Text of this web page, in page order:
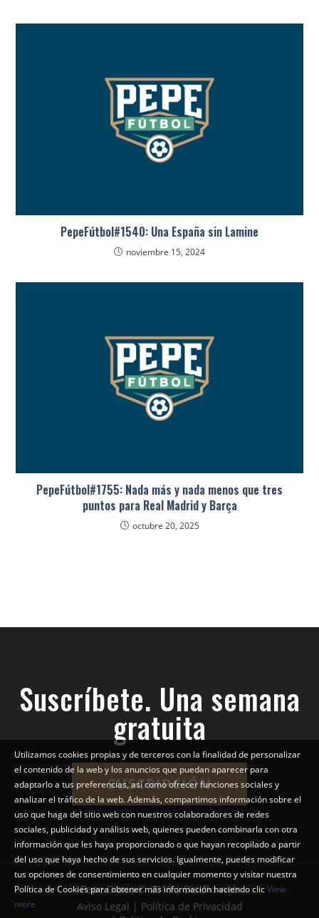
PepeFútbol#1540: Una España sin Lamine
noviembre 15, 2024
PepeFútbol#1755: Nada más y nada menos que tres
puntos para Real Madrid y Barça
octubre 20, 2025
Suscríbete. Una semana
gratuita
SUSCRIPCIÓN
Pepe Diario © 2018 | Diseño web
Aviso Legal | Política de Privacidad
Utilizamos cookies propias y de terceros con la finalidad de personalizar
el contenido de la web y los anuncios que puedan aparecer para
adaptarlo a tus preferencias, así como ofrecer funciones sociales y
analizar el tráfico de la web. Además, compartimos información sobre el
uso que haga del sitio web con nuestros colaboradores de redes
sociales, publicidad y análisis web, quienes pueden combinarla con otra
información que les haya proporcionado o que hayan recopilado a partir
del uso que haya hecho de sus servicios. Igualmente, puedes modificar
tus opciones de consentimiento en cualquier momento y visitar nuestra
Política de Cookies para obtener más información haciendo clicView
more